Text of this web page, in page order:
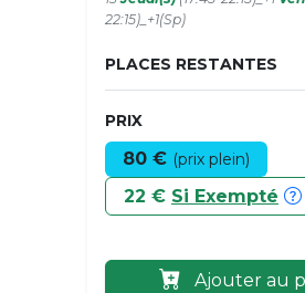
22:15)_+1(Sp)
PLACES RESTANTES
PRIX
80 € (prix plein)
22 € Si Exempté
Ajouter au